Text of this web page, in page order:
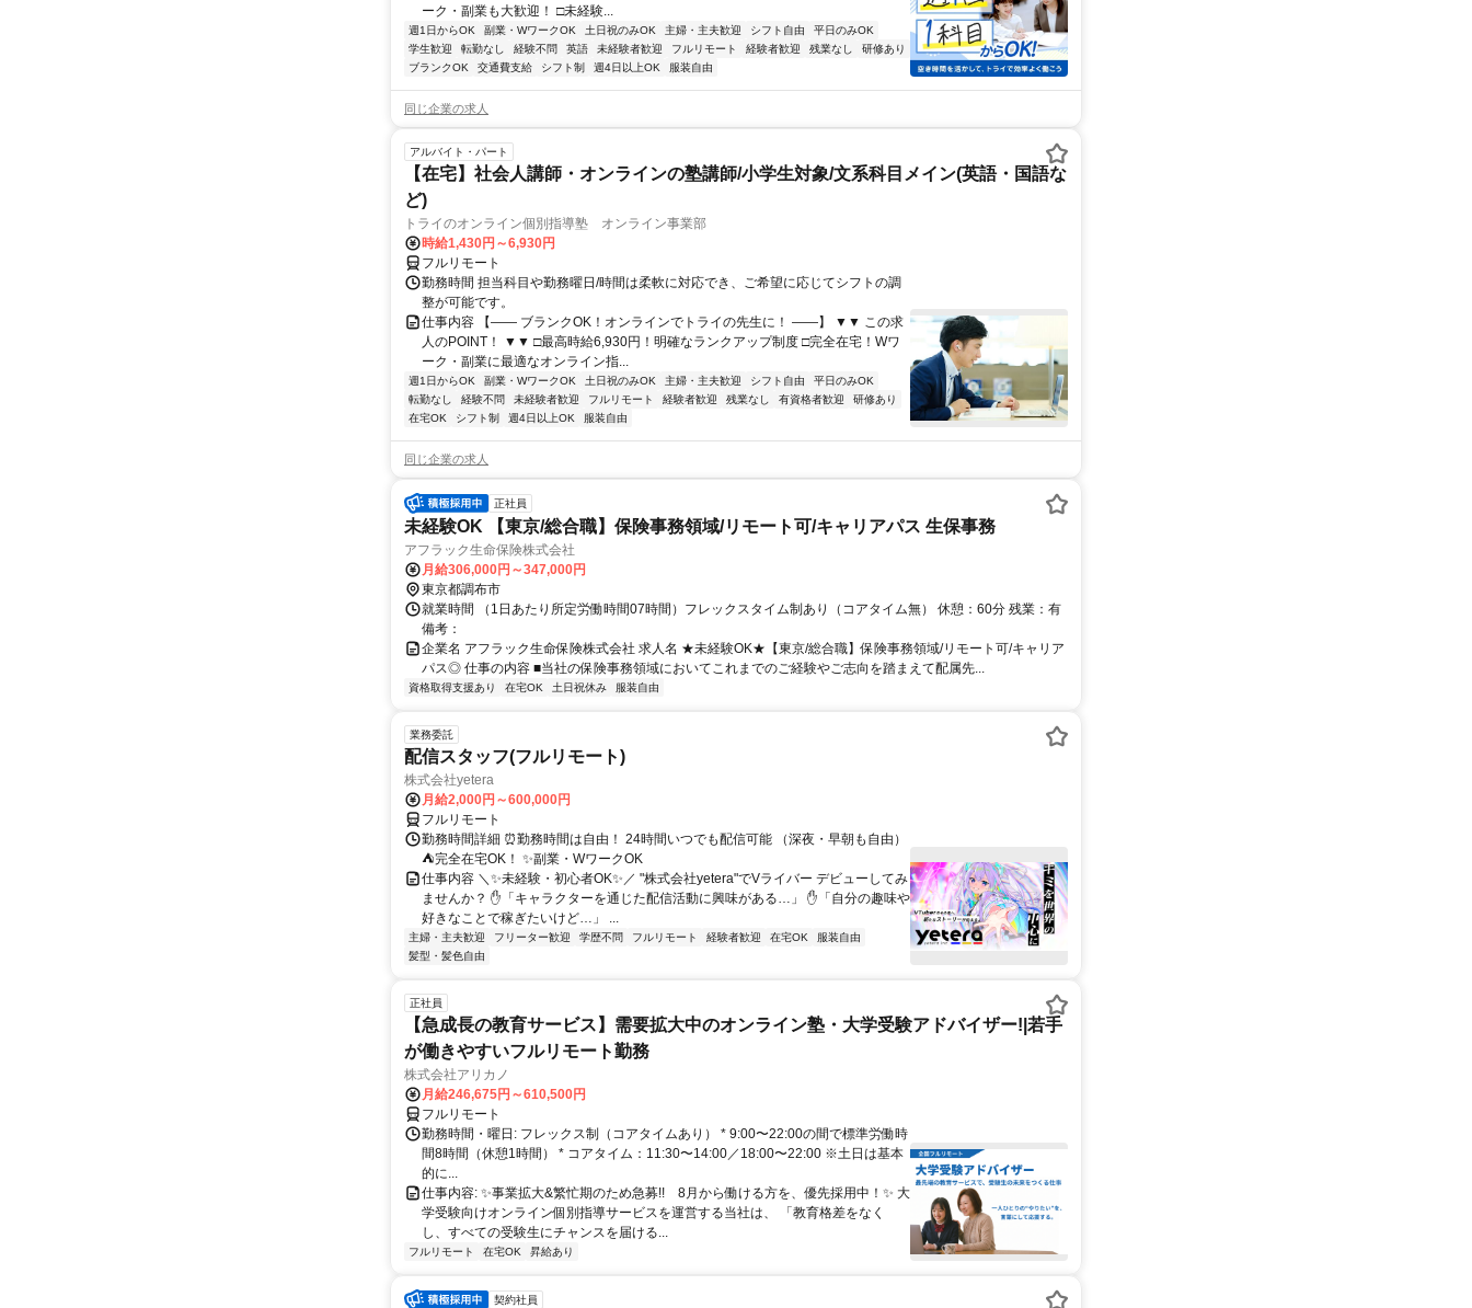
ーク・副業も大歓迎！ □未経験...
週1日からOK 副業・WワークOK 土日祝のみOK 主婦・主夫歓迎 シフト自由
平日のみOK
学生歓迎
転勤なし 経験不問 英語 未経験者歓迎 フルリモート 経験者歓迎 残業なし
研修あり
ブランクOK
交通費支給 シフト制 週4日以上OK 服装自由
同じ企業の求人
アルバイト・パート
【在宅】社会人講師・オンラインの塾講師/小学生対象/文系科目メイン(英語・国語な
ど)
トライのオンライン個別指導塾 オンライン事業部
時給1,430円～6,930円
フルリモート
勤務時間 担当科目や勤務曜日/時間は柔軟に対応でき、ご希望に応じてシフトの調
整が可能です。
仕事内容 【―― ブランクOK！オンラインでトライの先生に！ ――】 ▼▼ この求
人のPOINT！ ▼▼ □最高時給6,930円！明確なランクアップ制度 □完全在宅！Wワ
ーク・副業に最適なオンライン指...
週1日からOK 副業・WワークOK 土日祝のみOK 主婦・主夫歓迎 シフト自由
平日のみOK
転勤なし
経験不問 未経験者歓迎 フルリモート 経験者歓迎 残業なし 有資格者歓迎
研修あり
在宅OK
シフト制 週4日以上OK 服装自由
同じ企業の求人
正社員
未経験OK 【東京/総合職】保険事務領域/リモート可/キャリアパス 生保事務
アフラック生命保険株式会社
月給306,000円～347,000円
東京都調布市
就業時間 （1日あたり所定労働時間07時間）フレックスタイム制あり（コアタイム無） 休憩：60分 残業：有
備考：
企業名 アフラック生命保険株式会社 求人名 ★未経験OK★【東京/総合職】保険事務領域/リモート可/キャリア
パス◎ 仕事の内容 ■当社の保険事務領域においてこれまでのご経験やご志向を踏まえて配属先...
資格取得支援あり 在宅OK 土日祝休み 服装自由
業務委託
配信スタッフ(フルリモート)
株式会社yetera
月給2,000円～600,000円
フルリモート
勤務時間詳細 ⏰勤務時間は自由！ 24時間いつでも配信可能 （深夜・早朝も自由）
⛺完全在宅OK！ ✨副業・WワークOK
仕事内容 ＼✨未経験・初心者OK✨／ "株式会社yetera"でVライバー デビューしてみ
ませんか？ ✋「キャラクターを通じた配信活動に興味がある…」 ✋「自分の趣味や
好きなことで稼ぎたいけど…」 ...
主婦・主夫歓迎 フリーター歓迎 学歴不問 フルリモート 経験者歓迎 在宅OK
服装自由
髪型・髪色自由
正社員
【急成長の教育サービス】需要拡大中のオンライン塾・大学受験アドバイザー!|若手
が働きやすいフルリモート勤務
株式会社アリカノ
月給246,675円～610,500円
フルリモート
勤務時間・曜日: フレックス制（コアタイムあり） * 9:00〜22:00の間で標準労働時
間8時間（休憩1時間） * コアタイム：11:30〜14:00／18:00〜22:00 ※土日は基本
的に...
仕事内容: ✨️事業拡大&繁忙期のため急募!! 8月から働ける方を、優先採用中！✨️ 大
学受験向けオンライン個別指導サービスを運営する当社は、 「教育格差をなく
し、すべての受験生にチャンスを届ける...
フルリモート 在宅OK 昇給あり
契約社員